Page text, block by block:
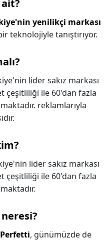
yenilikçi markası
teknolojiyle tanıştırıyor.
lider sakız markası
çeşitliliği ile 60'dan fazla
reklamlarıyla
lider sakız markası
çeşitliliği ile 60'dan fazla
Perfetti, günümüzde de